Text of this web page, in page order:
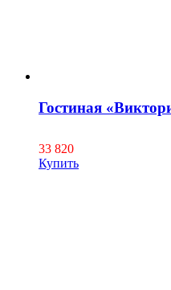
Гостиная
33 820
Купить